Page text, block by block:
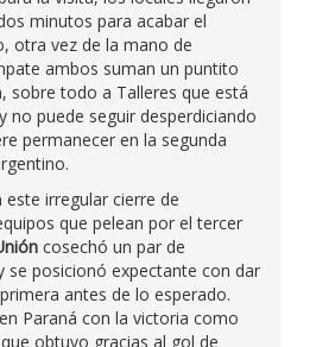
minutos para acabar el
otra vez de la mano de
ambos suman un puntito
sobre todo a Talleres que está
no puede seguir desperdiciando
permanecer en la segunda
este irregular cierre de
que pelean por el tercer
cosechó un par de
se posicionó expectante con dar
antes de lo esperado.
en Paraná con la victoria como
obtuvo gracias al gol de